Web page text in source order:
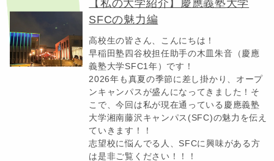
【私の大学紹介】慶應義塾大学
SFCの魅力編
高校生の皆さん、こんにちは！
早稲田塾四谷校担任助手の木皿朱音（慶應
義塾大学SFC1年）です！
2026年も真夏の季節に差し掛かり、オープ
ンキャンパスが盛んになってきました！そ
こで、今回は私が現在通っている慶應義塾
大学湘南藤沢キャンパス(SFC)の魅力を伝え
ていきます！！
志望校に悩んでる人、SFCに興味がある方
は是非ご覧ください！！！